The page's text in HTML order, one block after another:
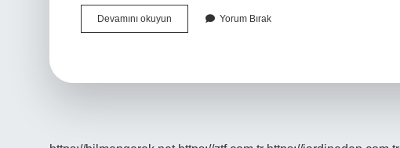
Devamını okuyun
Hallerde
Yorum Bırak